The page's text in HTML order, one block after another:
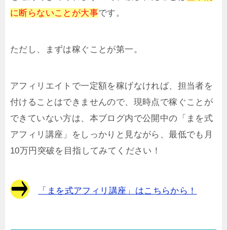
に断らないことが大事です。
ただし、まずは稼ぐことが第一。
アフィリエイトで一定額を稼げなければ、担当者を
付けることはできませんので、現時点で稼ぐことが
できていない方は、本ブログ内で公開中の「まを式
アフィリ講座」をしっかりと見ながら、最低でも月
10万円突破を目指してみてください！
「まを式アフィリ講座」はこちらから！